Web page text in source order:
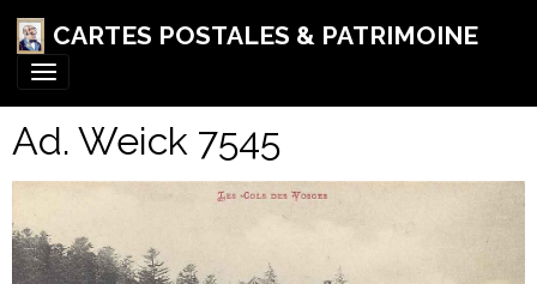
CARTES POSTALES & PATRIMOINE
Ad. Weick 7545